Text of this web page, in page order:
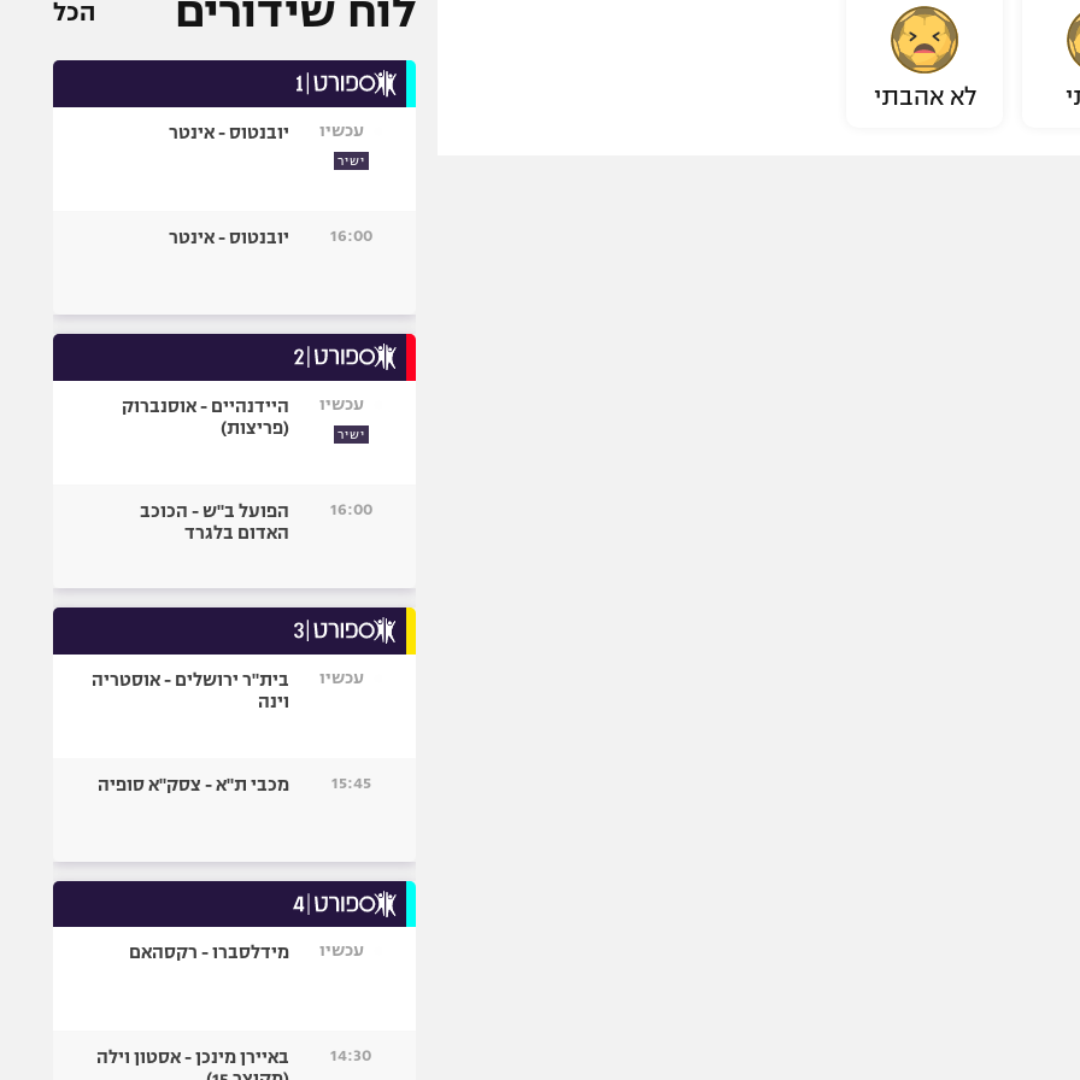
לא אהבתי
לוח שידורים הכל
עכשיו
ישיר
יובנטוס - אינטר
16:00 יובנטוס - אינטר
עכשיו
ישיר
היידנהיים - אוסנברוק
(פריצות)
16:00
הפועל ב"ש - הכוכב
האדום בלגרד
עכשיו
בית"ר ירושלים - אוסטריה
וינה
15:45 מכבי ת"א - צסק"א סופיה
עכשיו מידלסברו - רקסהאם
14:30
באיירן מינכן - אסטון וילה